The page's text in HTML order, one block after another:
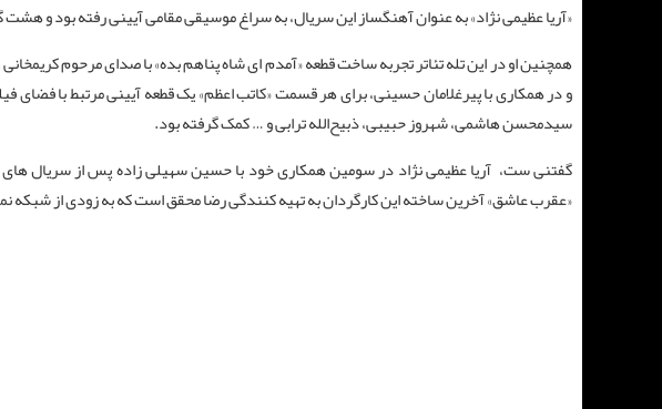
«آریا عظیمی ‌نژاد» به عنوان آهنگساز این سریال، به سراغ موسیقی مقامی آیینی رفته بود و هشت
همچنین او در این تله‌ تئاتر تجربه ساخت قطعه «آمدم ای شاه پناهم بده» با صدای مرحوم
و در همکاری با پیرغلامان حسینی، برای هر قسمت «کاتب اعظم» یک قطعه آیینی مرتبط با فضای
سیدمحسن هاشمی، شهروز حبیبی، ذبیح‌الله ترابی و … کمک گرفته بود.
گفتنی ست، آریا عظیمی نژاد در سومین همکاری خود با حسین سهیلی زاده پس از سریال
«عقرب عاشق» آخرین ساخته این کارگردان به تهیه کنندگی رضا محقق است که به زودی از